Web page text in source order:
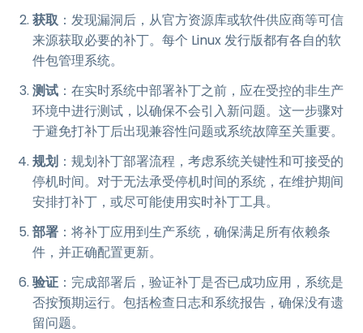
获取：发现漏洞后，从官方资源库或软件供应商等可信
来源获取必要的补丁。每个 Linux 发行版都有各自的软
件包管理系统。
测试 ：在实时系统中部署补丁之前，应在受控的非生产
环境中进行测试，以确保不会引入新问题。这一步骤对
于避免打补丁后出现兼容性问题或系统故障至关重要。
规划 ：规划补丁部署流程，考虑系统关键性和可接受的
停机时间。对于无法承受停机时间的系统，在维护期间
安排打补丁，或尽可能使用实时补丁工具。
部署 ：将补丁应用到生产系统，确保满足所有依赖条
件，并正确配置更新。
验证 ：完成部署后，验证补丁是否已成功应用，系统是
否按预期运行。包括检查日志和系统报告，确保没有遗
留问题。